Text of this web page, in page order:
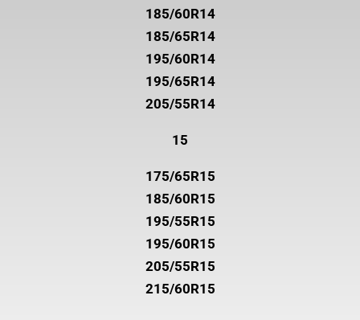
185/60R14
185/65R14
195/60R14
195/65R14
205/55R14
15
175/65R15
185/60R15
195/55R15
195/60R15
205/55R15
215/60R15